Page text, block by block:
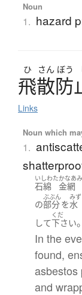
Noun
1. hazard
ひ さん ぼう
飛散防
Links
Noun which
1.
いしわた
石綿
かなあみ
金網
の
ぶぶん
部分を
みず
水
して
くだ
下さい。
In the
found,
asbestos
and